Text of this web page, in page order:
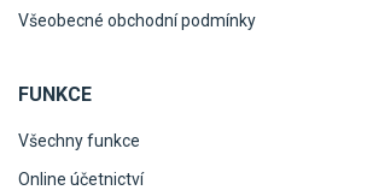
Všeobecné obchodní podmínky
FUNKCE
Všechny funkce
Online účetnictví